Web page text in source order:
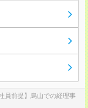
員前提】烏山での経理事